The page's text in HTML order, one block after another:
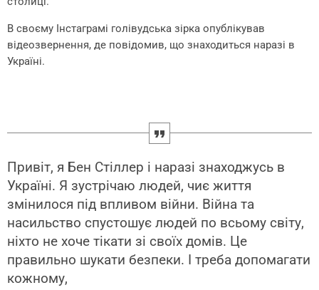
В своєму Інстаграмі голівудська зірка опублікував
відеозвернення, де повідомив, що знаходиться наразі в
Україні.
Привіт, я Бен Стіллер і наразі знаходжусь в
Україні. Я зустрічаю людей, чиє життя
змінилося під впливом війни. Війна та
насильство спустошує людей по всьому світу,
ніхто не хоче тікати зі своїх домів. Це
правильно шукати безпеки. І треба допомагати
кожному,